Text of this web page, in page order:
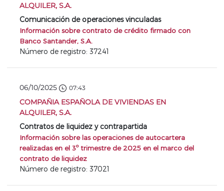
ALQUILER, S.A.
Comunicación de operaciones vinculadas
Información sobre contrato de crédito firmado con
Banco Santander, S.A.
Número de registro: 37241
06/10/2025 07:43
COMPAÑIA ESPAÑOLA DE VIVIENDAS EN
ALQUILER, S.A.
Contratos de liquidez y contrapartida
Información sobre las operaciones de autocartera
realizadas en el 3º trimestre de 2025 en el marco del
contrato de liquidez
Número de registro: 37021